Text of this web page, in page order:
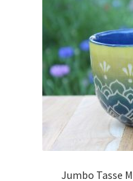
Jumbo Tasse